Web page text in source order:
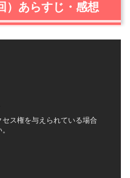
）あらすじ・感想